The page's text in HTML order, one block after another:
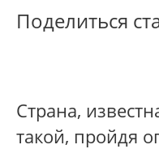
Поделиться
Страна,
такой, пройдя